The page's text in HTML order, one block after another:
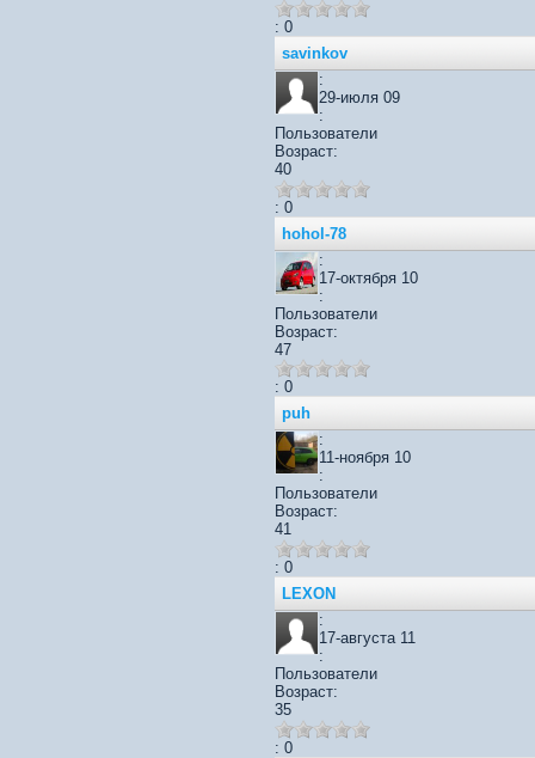
: 0
savinkov
:
29-июля 09
:
Пользователи
Возраст:
40
: 0
hohol-78
:
17-октября 10
:
Пользователи
Возраст:
47
: 0
puh
:
11-ноября 10
:
Пользователи
Возраст:
41
: 0
LEXON
:
17-августа 11
:
Пользователи
Возраст:
35
: 0